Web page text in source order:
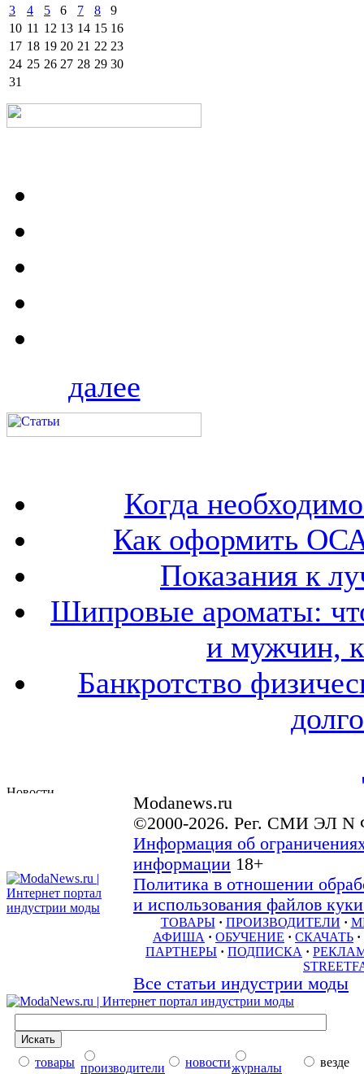
3
4 5 6 7 8
9
10 11 12 13 14 15 16
17 18 19 20 21 22 23
24 25 26 27 28 29 30
31
далее
Когда
Как оформить
Показания к
Шипровые ароматы:
и мужчин,
Банкротство
Modanews.ru
©2000-2026. Рег. СМИ ЭЛ N
Информация об
информации 18+
Политика в отношении
и использования файлов
ТОВАРЫ · ПРОИЗВОДИТЕЛИ ·
АФИША · ОБУЧЕНИЕ · СКАЧАТЬ ·
ПАРТНЕРЫ · ПОДПИСКА ·
Все статьи индустрии моды
товары производители новостижурналы везде